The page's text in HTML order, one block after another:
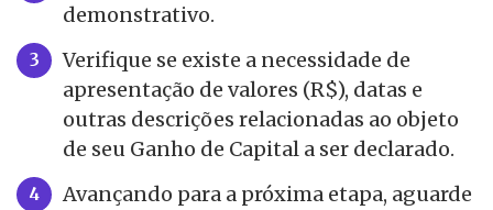
demonstrativo.
Verifique se existe a necessidade de
apresentação de valores (R$), datas e
outras descrições relacionadas ao objeto
de seu Ganho de Capital a ser declarado.
Avançando para a próxima etapa, aguarde